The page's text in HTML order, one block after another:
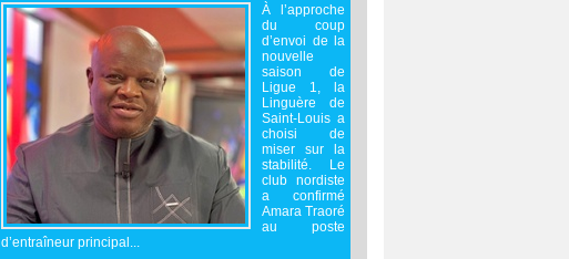
À l’approche
du coup
d’envoi de la
nouvelle
saison de
Ligue 1, la
Linguère de
Saint-Louis a
choisi de
miser sur la
stabilité. Le
club nordiste
a confirmé
Amara Traoré
au poste
d’entraîneur principal...